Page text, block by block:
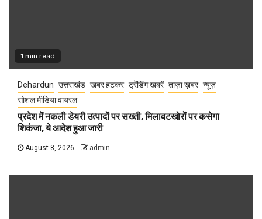
1 min read
Dehardun उत्तराखंड खबर हटकर ट्रेंडिंग खबरें ताज़ा ख़बर न्यूज़
सोशल मीडिया वायरल
प्रदेश में नकली डेयरी उत्पादों पर सख्ती, मिलावटखोरों पर कसेगा
शिकंजा, ये आदेश हुआ जारी
August 8, 2026 admin